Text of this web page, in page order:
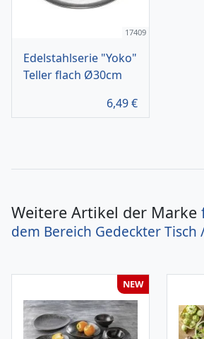
17409
Edelstahlserie "Yoko"
Teller flach Ø30cm
6,49€
Weitere Artikel der Marke
dem Bereich Gedeckter Tisch
NEW